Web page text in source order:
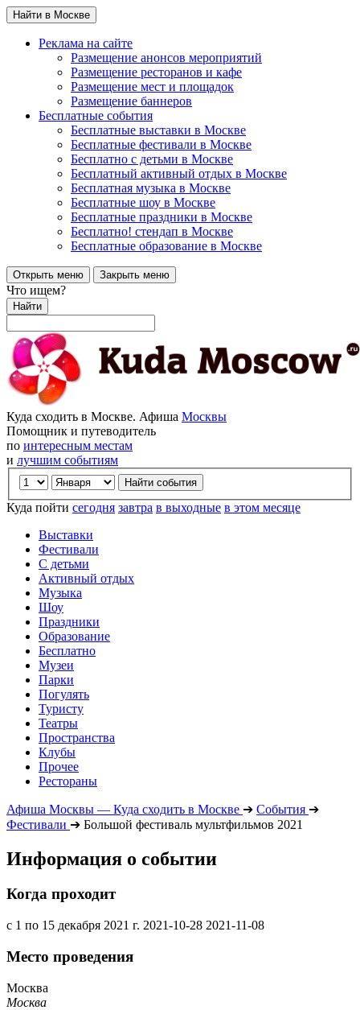
Найти в Москве
Реклама на сайте
Размещение анонсов мероприятий
Размещение ресторанов и кафе
Размещение мест и площадок
Размещение баннеров
Бесплатные события
Бесплатные выставки в Москве
Бесплатные фестивали в Москве
Бесплатно с детьми в Москве
Бесплатный активный отдых в Москве
Бесплатная музыка в Москве
Бесплатные шоу в Москве
Бесплатные праздники в Москве
Бесплатно! стендап в Москве
Бесплатные образование в Москве
Открыть меню Закрыть меню
Что ищем?
Найти
Куда сходить в Москве. Афиша Москвы
Помощник и путеводитель
по интересным местам
и лучшим событиям
Куда пойти сегодня завтра в выходные в этом месяце
Выставки
Фестивали
С детьми
Активный отдых
Музыка
Шоу
Праздники
Образование
Бесплатно
Музеи
Парки
Погулять
Туристу
Театры
Пространства
Клубы
Прочее
Рестораны
Афиша Москвы — Куда сходить в Москве ➔ События ➔
Фестивали ➔ Большой фестиваль мультфильмов 2021
Информация о событии
Когда проходит
с 1 по 15 декабря 2021 г. 2021-10-28 2021-11-08
Место проведения
Москва
Москва